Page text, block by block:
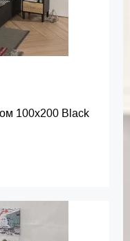
100х200 Black